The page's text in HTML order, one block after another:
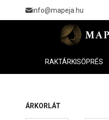
info@mapeja.hu
RAKTÁRKISÖPRÉS
ÁRKORLÁT